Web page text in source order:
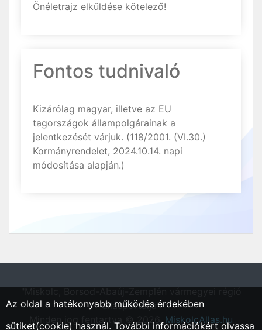
Önéletrajz elküldése kötelező!
Fontos tudnivaló
Kizárólag magyar, illetve az EU
tagországok állampolgárainak a
jelentkezését várjuk. (118/2001. (VI.30.)
Kormányrendelet, 2024.10.14. napi
módosítása alapján.)
állásportálja"
Minden jog fentartva © 2026.MiskolcAllas.hu
Az oldal a hatékonyabb működés érdekében
sütiket(cookie) használ. További információkért olvassa